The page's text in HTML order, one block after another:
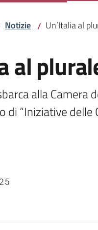
Notizie / Un’Italia al
al
alla
di “Iniziative